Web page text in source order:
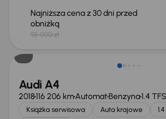
Najniższa cena z 30 dni przed
obniżką
95 000 zł
Taniej o 2 000 zł
Audi A4
2018116 206 kmAutomatBenzyna1.4
Książka serwisowa Auta krajowe